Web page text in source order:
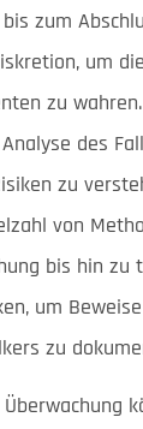
zum
um
zu
des
zu
von
bis hin zu
um
zu